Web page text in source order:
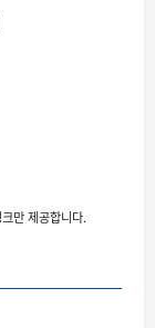
만 제공합니다.